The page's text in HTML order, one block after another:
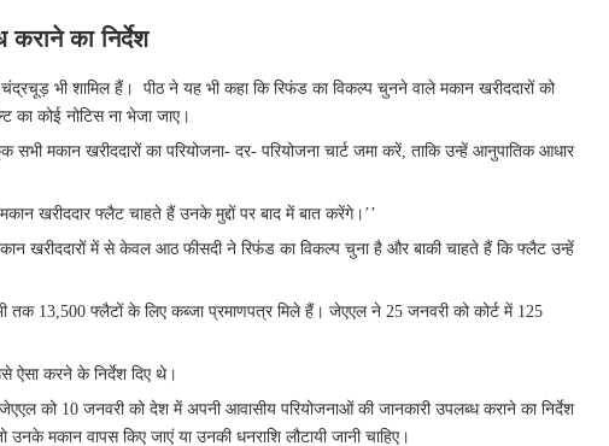
का निर्देश
चंद्रचूड़ भी शामिल हैं। पीठ ने यह भी कहा कि रिफंड का विकल्प चुनने वाले मकान खरीददारों को
कोई नोटिस ना भेजा जाए।
मकान खरीददारों का परियोजना- दर- परियोजना चार्ट जमा करें, ताकि उन्हें आनुपातिक आधार
खरीददार फ्लैट चाहते हैं उनके मुद्दों पर बाद में बात करेंगे।’’
खरीददारों में से केवल आठ फीसदी ने रिफंड का विकल्प चुना है और बाकी चाहते हैं कि फ्लैट उन्हें
तक 13,500 फ्लैटों के लिए कब्जा प्रमाणपत्र मिले हैं। जेएएल ने 25 जनवरी को कोर्ट में 125
ऐसा करने के निर्देश दिए थे।
को 10 जनवरी को देश में अपनी आवासीय परियोजनाओं की जानकारी उपलब्ध कराने का निर्देश
मकान वापस किए जाएं या उनकी धनराशि लौटायी जानी चाहिए।